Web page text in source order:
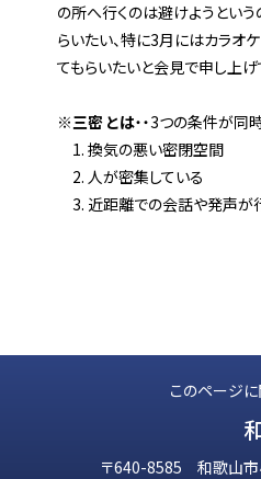
の所へ行くのは避けようとい
らいたい、特に3月にはカラオ
てもらいたいと会見で申し上げ
※三密 とは・・3つの条件が
換気の悪い密閉空間
人が密集している
近距離での会話や発声が
このページ
〒640-8585 和歌山